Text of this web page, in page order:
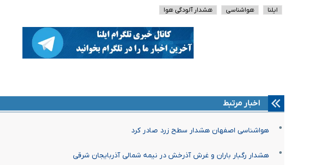
ایلنا هواشناسی هشدار آلودگی هوا
اخبار مرتبط
هواشناسی اصفهان هشدار سطح زرد صادر کرد
هشدار رگبار باران و غرش آذرخش در نیمه شمالی آذربایجان شرقی